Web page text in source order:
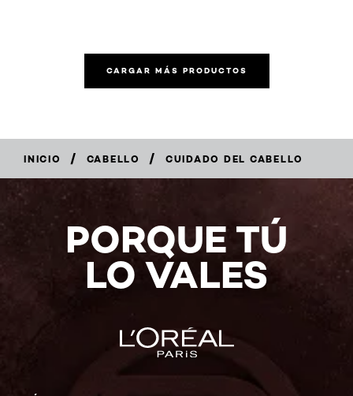
CARGAR MÁS PRODUCTOS
INICIO / CABELLO / CUIDADO DEL CABELLO
PORQUE TÚ
LO VALES